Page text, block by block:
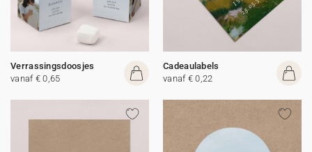
Verrassingsdoosjes
vanaf € 0,65
Cadeaulabels
vanaf € 0,22